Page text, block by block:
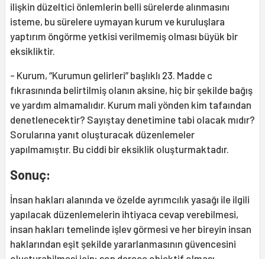
ilişkin düzeltici önlemlerin belli sürelerde alınmasını
isteme, bu sürelere uymayan kurum ve kuruluşlara
yaptırım öngörme yetkisi verilmemiş olması büyük bir
eksikliktir.
- Kurum, “Kurumun gelirleri” başlıklı 23. Madde c
fıkrasınında belirtilmiş olanın aksine, hiç bir şekilde bağış
ve yardım almamalıdır. Kurum mali yönden kim tafaından
denetlenecektir? Sayıştay denetimine tabi olacak mıdır?
Sorularına yanıt oluşturacak düzenlemeler
yapılmamıştır. Bu ciddi bir eksiklik oluşturmaktadır.
Sonuç:
İnsan hakları alanında ve özelde ayrımcılık yasağı ile ilgili
yapılacak düzenlemelerin ihtiyaca cevap verebilmesi,
insan hakları temelinde işlev görmesi ve her bireyin insan
haklarından eşit şekilde yararlanmasının güvencesini